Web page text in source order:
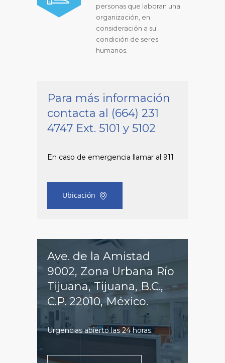
personas que laboran una
organización, en
consideración a su
condición de seres
humanos.
Para más información
contacta al (664) 231
4747 Ext. 5101 y 5102
En caso de emergencia llamar al 911
Ubicación
Ave. de la Amistad
9002, Zona Urbana Río
Tijuana, Tijuana, B.C.,
C.P. 22010, México.
Urgencias abierto las 24 horas.